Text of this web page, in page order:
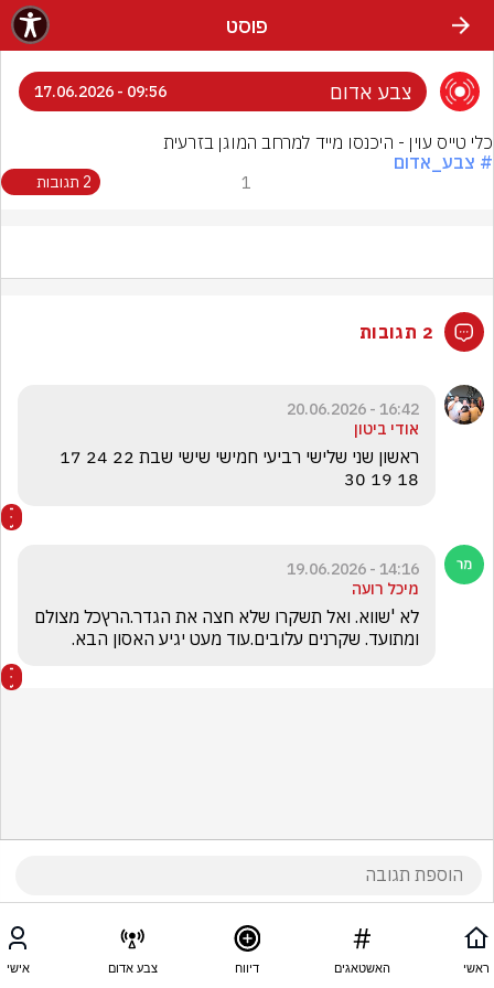
פוסט
צבע אדום 09:56 - 17.06.2026
כלי טייס עוין - היכנסו מייד למרחב המוגן בזרעית
# צבע_אדום
1 2 תגובות
2 תגובות
16:42 - 20.06.2026
אודי ביטון
18 19 30
14:16 - 19.06.2026
מיכל רועה
ומתועד. שקרנים עלובים.עוד מעט יגיע האסון הבא.
ראשי האשטאגים דיווח צבע אדום אישי